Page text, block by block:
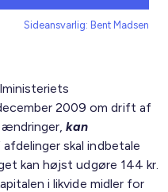
Sideansvarlig: Bent Madsen
2009 om drift af
ændringer,kan
skal indbetale
kan højst udgøre 144 kr.
i likvide midler for